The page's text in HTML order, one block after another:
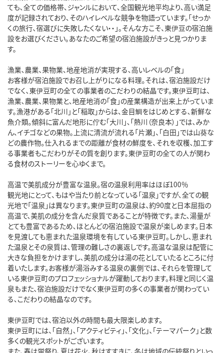
ても、全ての価格帯、ジャンルにおいて、全国観光地平均より、高い満足
度が記録されており、そのハイレベルな競争を物語っています。「せっか
くの旅行、宿選びに失敗したくない・・」。そんな方こそ、東伊豆の宿泊施
設をお選びください。あなたのご希望の宿泊施設がきっと見つかりま
す。
漁業、農業、果物業、地産地消が実現する、高いレベルの「食」
お客様が宿泊施設でお召し上がりになる料理。それは、宿泊施設だけ
でなく、東伊豆町の全ての事業者のこだわりの結晶です。東伊豆町は、
漁業、農業、果物業と、地産地消の「食」の産業構造が出来上がっていま
す。漁港がある「北川」と「稲取」からは、金目鯛をはじめとする、新鮮な
魚介類。傾斜に富んだ地形に佇む「大川」、「熱川（奈良本）」では、みか
ん、イチゴなどの果物。上流に清流が流れる「片瀬」、「白田」では山葵な
どの農作物。仕入れるまでの距離が食材の鮮度を、それを収穫、加工す
る事業者もこだわりがその質を創ります。東伊豆町の全ての人が関わ
る食材のストーリーを心ゆくまで。
高温で美肌成分が豊富な温泉。宿の温泉利用率はほぼ100％
観光地にとって、もはや当たり前となっている「温泉」ですが、全ての観
光地で「温泉」は異なります。東伊豆町の温泉は、約90度と日本屈指の
高温で、美肌の成分を含んだ泉質であることが特徴です。また、湯量が
とても豊富であるため、ほとんどの宿泊施設で温泉が楽しめます。日本
を見渡しても恵まれた温泉環境を有している東伊豆町。しかし、恵まれ
た温泉とその泉質は、管理の難しさの裏返しです。高温な温泉は配管に
大きな負担をかけますし、美肌の成分は湯の花としていたるところに付
着いたします。お客様が湯浴みする温泉の裏側では、それらを管理して
いる東伊豆町のプロフェッショナルが躍動しております。料理と同じく温
泉もまた、宿泊施設だけでなく東伊豆町の多くの事業者が関わってい
る、こだわりの結晶なのです。
東伊豆町では、宿泊以外の時間も最大限楽しめます。
東伊豆町には、「自然」、「アクティビティ」、「文化」、「テーマパーク」と数
多くの観光スポットがございます。
また、春は蛍祭り、夏は花火、秋はすすきに、冬は地域の伝統祭りといっ